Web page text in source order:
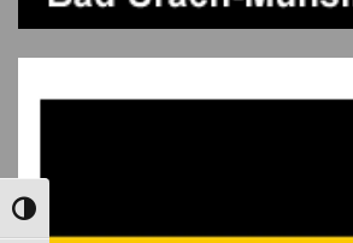
UMSCHALTEN AUF HOHE KONTRASTE